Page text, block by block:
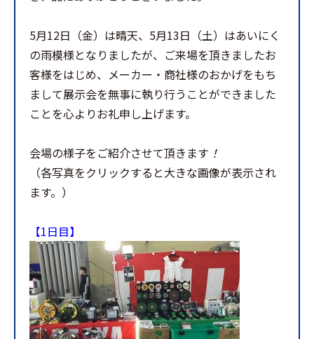
5月12日（金）は晴天、5月13日（土）はあいにく
の雨模様となりましたが、ご来場を頂きましたお
客様をはじめ、メーカー・商社様のおかげをもち
まして展示会を無事に執り行うことができました
ことを心よりお礼申し上げます。
会場の様子をご紹介させて頂きます ！
（各写真をクリックすると大きな画像が表示され
ます。）
【1日目】